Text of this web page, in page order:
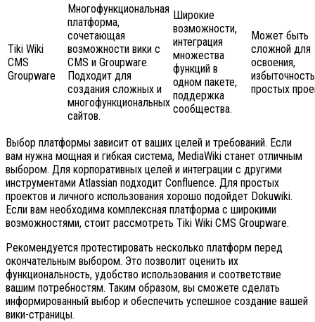
Tiki Wiki
CMS
Groupware
Многофункциональная
платформа,
сочетающая
возможности вики с
CMS и Groupware.
Подходит для
создания сложных и
многофункциональных
сайтов.
Широкие
возможности,
интеграция
множества
функций в
одном пакете,
поддержка
сообщества.
Может быть
сложной для
освоения,
простых
Выбор платформы зависит от ваших целей и требований. Если
вам нужна мощная и гибкая система, MediaWiki станет отличным
выбором. Для корпоративных целей и интеграции с другими
инструментами Atlassian подходит Confluence. Для простых
проектов и личного использования хорошо подойдет Dokuwiki.
Если вам необходима комплексная платформа с широкими
возможностями, стоит рассмотреть Tiki Wiki CMS Groupware.
Рекомендуется протестировать несколько платформ перед
окончательным выбором. Это позволит оценить их
функциональность, удобство использования и соответствие
вашим потребностям. Таким образом, вы сможете сделать
информированный выбор и обеспечить успешное создание вашей
вики-страницы.